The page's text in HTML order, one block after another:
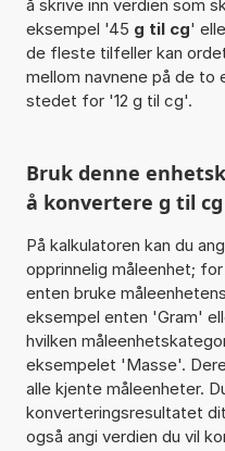
å skrive inn verdien som
eksempel '45 g til cg'
de fleste tilfeller kan
mellom navnene på de to
stedet for '12 g til cg'.
Bruk denne
å konvertere g til cg
På kalkulatoren kan du
opprinnelig måleenhet;
enten bruke
eksempel enten 'Gram'
hvilken
eksempelet 'Masse'.
alle kjente måleenheter.
konverteringsresultatet
også angi verdien du vil